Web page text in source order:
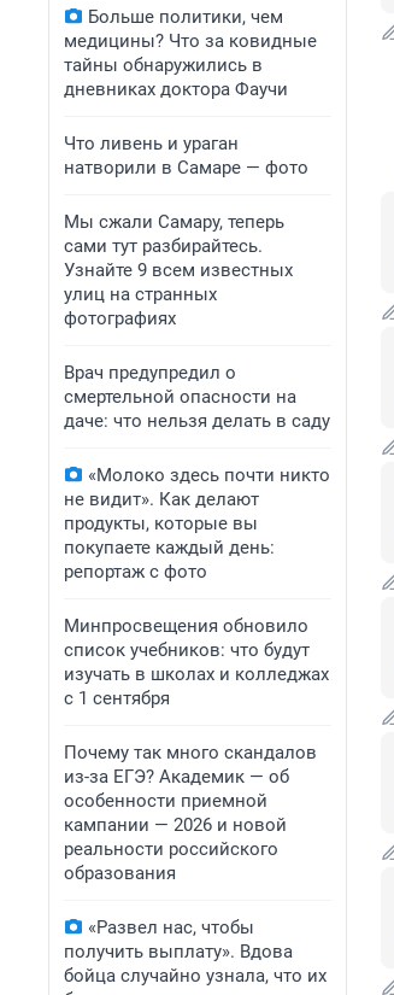
Больше политики, чем
медицины? Что за ковидные
тайны обнаружились в
дневниках доктора Фаучи
Что ливень и ураган
натворили в Самаре — фото
Мы сжали Самару, теперь
сами тут разбирайтесь.
Узнайте 9 всем известных
улиц на странных
фотографиях
Врач предупредил о
смертельной опасности на
даче: что нельзя делать в саду
«Молоко здесь почти никто
не видит». Как делают
продукты, которые вы
покупаете каждый день:
репортаж с фото
Минпросвещения обновило
список учебников: что будут
изучать в школах и колледжах
с 1 сентября
Почему так много скандалов
из-за ЕГЭ? Академик — об
особенности приемной
кампании — 2026 и новой
реальности российского
образования
«Развел нас, чтобы
получить выплату». Вдова
бойца случайно узнала, что их